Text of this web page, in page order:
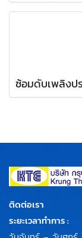
ซ้อมดับเพลิงป
ติดต่อเรา
ระยะเวลาทำการ :